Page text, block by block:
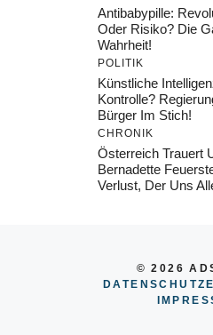
Antibabypille:
Oder Risiko? Die
Wahrheit!
POLITIK
Künstliche
Kontrolle?
Bürger Im Stich!
CHRONIK
Österreich Trauert
Bernadette
Verlust, Der Uns
© 2026